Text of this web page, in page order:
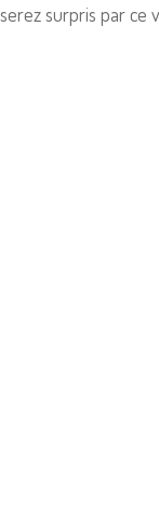
surpris par ce